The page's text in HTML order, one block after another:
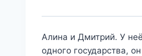
Алина и Дмитрий. У
одного государства,